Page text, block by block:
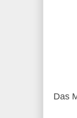
Das